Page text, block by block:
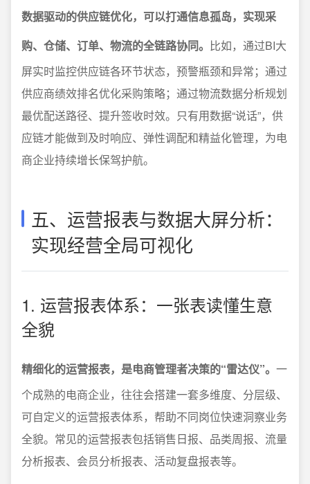
数据驱动的供应链优化，可以打通信息孤岛，实现采
购、仓储、订单、物流的全链路协同。 比如，通过BI大
屏实时监控供应链各环节状态，预警瓶颈和异常；通过
供应商绩效排名优化采购策略；通过物流数据分析规划
最优配送路径、提升签收时效。只有用数据“说话”，供
应链才能做到及时响应、弹性调配和精益化管理，为电
商企业持续增长保驾护航。
五、运营报表与数据大屏分析：
实现经营全局可视化
1. 运营报表体系：一张表读懂生意
全貌
精细化的运营报表，是电商管理者决策的“雷达仪”。 一
个成熟的电商企业，往往会搭建一套多维度、分层级、
可自定义的运营报表体系，帮助不同岗位快速洞察业务
全貌。常见的运营报表包括销售日报、品类周报、流量
分析报表、会员分析报表、活动复盘报表等。